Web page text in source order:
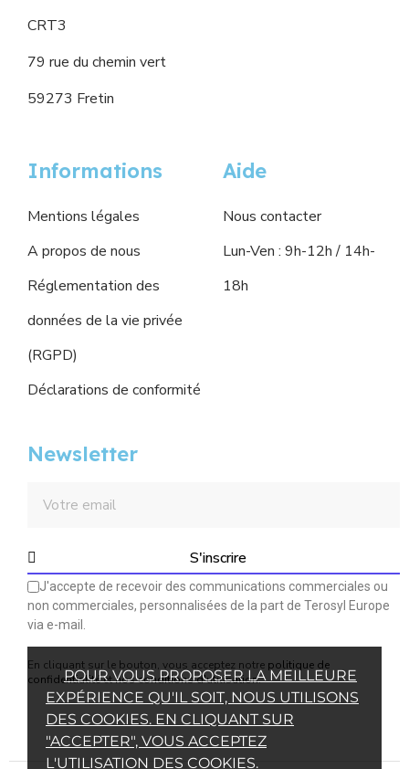
POUR VOUS PROPOSER LA MEILLEURE
EXPÉRIENCE QU'IL SOIT, NOUS UTILISONS
DES COOKIES. EN CLIQUANT SUR
"ACCEPTER", VOUS ACCEPTEZ
L'UTILISATION DES COOKIES.
CRT3
79 rue du chemin vert
59273 Fretin
Informations
Mentions légales
A propos de nous
Réglementation des
données de la vie privée
(RGPD)
Déclarations de conformité
Aide
Nous contacter
Lun-Ven : 9h-12h / 14h-
18h
Newsletter
S'inscrire
J'accepte de recevoir des communications commerciales ou
non commerciales, personnalisées de la part de Terosyl Europe
via e-mail.
En cliquant sur le bouton, vous acceptez notre politique de
confidentialitéetnos conditions d'utilisation.